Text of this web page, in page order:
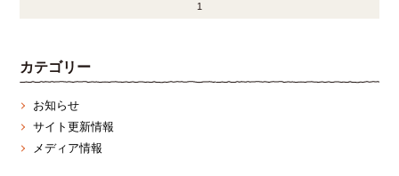
1
カテゴリー
お知らせ
サイト更新情報
メディア情報